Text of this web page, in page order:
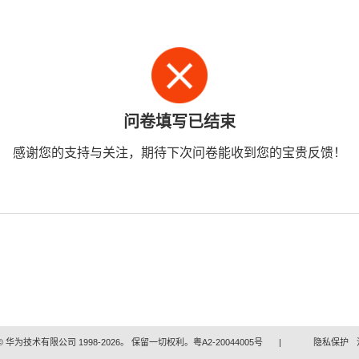
问卷填写已结束
感谢您的支持与关注，期待下次问卷能收到您的宝贵反馈！
华为技术有限公司 1998-2026。 保留一切权利。粤A2-20044005号 | 隐私保护